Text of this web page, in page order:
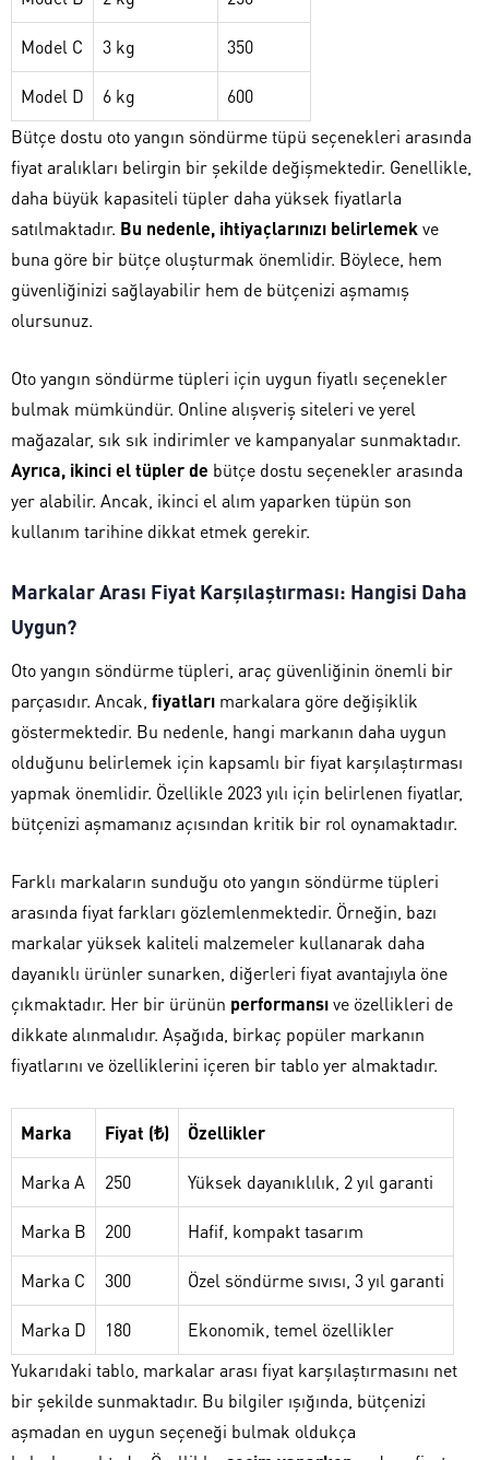
Model C 3 kg 350
Model D 6 kg
600
Bütçe dostu oto yangın söndürme tüpü seçenekleri arasında
fiyat aralıkları belirgin bir şekilde değişmektedir. Genellikle,
daha büyük kapasiteli tüpler daha yüksek fiyatlarla
satılmaktadır. Bu nedenle, ihtiyaçlarınızı belirlemekve
buna göre bir bütçe oluşturmak önemlidir. Böylece, hem
güvenliğinizi sağlayabilir hem de bütçenizi aşmamış
olursunuz.
Oto yangın söndürme tüpleri için uygun fiyatlı seçenekler
bulmak mümkündür. Online alışveriş siteleri ve yerel
mağazalar, sık sık indirimler ve kampanyalar sunmaktadır.
Ayrıca, ikinci el tüpler de bütçe dostu seçenekler arasında
yer alabilir. Ancak, ikinci el alım yaparken tüpün son
kullanım tarihine dikkat etmek gerekir.
Markalar Arası Fiyat Karşılaştırması: Hangisi Daha
Uygun?
Oto yangın söndürme tüpleri, araç güvenliğinin önemli bir
parçasıdır. Ancak, fiyatları markalara göre değişiklik
göstermektedir. Bu nedenle, hangi markanın daha uygun
olduğunu belirlemek için kapsamlı bir fiyat karşılaştırması
yapmak önemlidir. Özellikle 2023 yılı için belirlenen fiyatlar,
bütçenizi aşmamanız açısından kritik bir rol oynamaktadır.
Farklı markaların sunduğu oto yangın söndürme tüpleri
arasında fiyat farkları gözlemlenmektedir. Örneğin, bazı
markalar yüksek kaliteli malzemeler kullanarak daha
dayanıklı ürünler sunarken, diğerleri fiyat avantajıyla öne
çıkmaktadır. Her bir ürünün performansıve özellikleri de
dikkate alınmalıdır. Aşağıda, birkaç popüler markanın
fiyatlarını ve özelliklerini içeren bir tablo yer almaktadır.
Marka Fiyat (₺) Özellikler
Marka A 250 Yüksek dayanıklılık, 2 yıl garanti
Marka B 200 Hafif, kompakt tasarım
Marka C 300 Özel söndürme sıvısı, 3 yıl garanti
Marka D 180
Ekonomik, temel özellikler
Yukarıdaki tablo, markalar arası fiyat karşılaştırmasını net
bir şekilde sunmaktadır. Bu bilgiler ışığında, bütçenizi
aşmadan en uygun seçeneği bulmak oldukça